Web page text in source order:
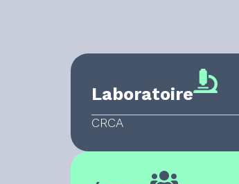
Laboratoire
CRCA